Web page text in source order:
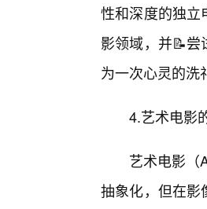
性和深度的独立
影领域，并📝
为一次心灵的洗
4.艺术电影
艺术电影（
抽象化，但在影